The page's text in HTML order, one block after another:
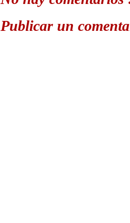
Publicar un